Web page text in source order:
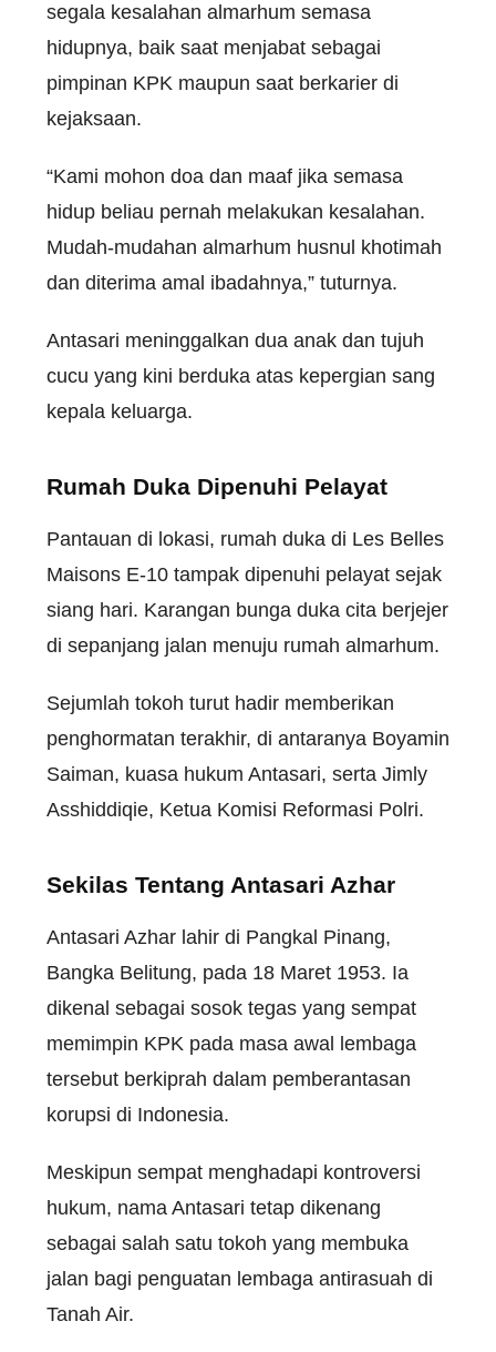
segala kesalahan almarhum semasa
hidupnya, baik saat menjabat sebagai
pimpinan KPK maupun saat berkarier di
kejaksaan.
“Kami mohon doa dan maaf jika semasa
hidup beliau pernah melakukan kesalahan.
Mudah-mudahan almarhum husnul khotimah
dan diterima amal ibadahnya,” tuturnya.
Antasari meninggalkan dua anak dan tujuh
cucu yang kini berduka atas kepergian sang
kepala keluarga.
Rumah Duka Dipenuhi Pelayat
Pantauan di lokasi, rumah duka di Les Belles
Maisons E-10 tampak dipenuhi pelayat sejak
siang hari. Karangan bunga duka cita berjejer
di sepanjang jalan menuju rumah almarhum.
Sejumlah tokoh turut hadir memberikan
penghormatan terakhir, di antaranya Boyamin
Saiman, kuasa hukum Antasari, serta Jimly
Asshiddiqie, Ketua Komisi Reformasi Polri.
Sekilas Tentang Antasari Azhar
Antasari Azhar lahir di Pangkal Pinang,
Bangka Belitung, pada 18 Maret 1953. Ia
dikenal sebagai sosok tegas yang sempat
memimpin KPK pada masa awal lembaga
tersebut berkiprah dalam pemberantasan
korupsi di Indonesia.
Meskipun sempat menghadapi kontroversi
hukum, nama Antasari tetap dikenang
sebagai salah satu tokoh yang membuka
jalan bagi penguatan lembaga antirasuah di
Tanah Air.